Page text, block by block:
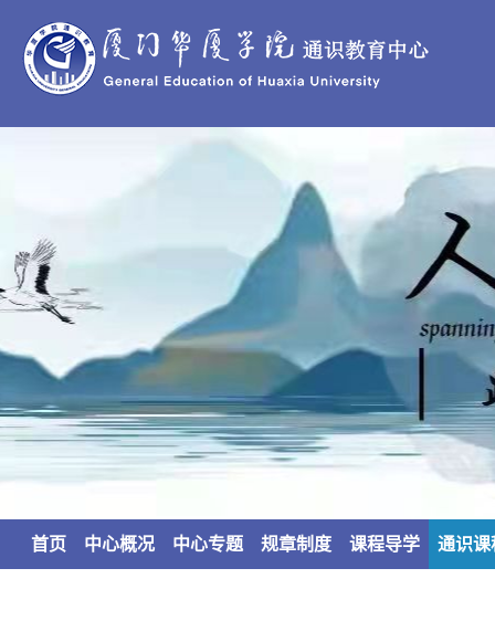
首页 中心概况 中心专题 规章制度 课程导学 通识课